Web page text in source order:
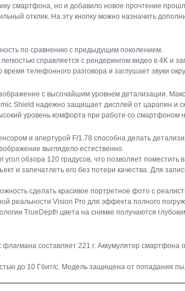
смартфона, но и добавило новое прочтение
отклик. На эту кнопку можно назначить
по сравнению с предыдущим поколением.
справляется с рендерингом видео в 4K и
телефонного разговора и заглушает звуки
с высочайшим уровнем детализации.
Shield надежно защищает дисплей от царапин и
уровень комфорта при работе со смартфоном
и апертурой F/1.78 способна делать
выглядело естественно.
обзора 120 градусов, что позволяет
и запечатлеть его без потери качества. Для
сделать красивое портретное фото с
реальности Vision Pro для эффекта полного
TrueDepth цвета на снимке получаются
составляет 221 г. Аккумулятор
до 10 Гбит/с. Модель защищена от попадания